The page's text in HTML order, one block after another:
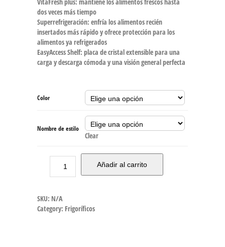
dos veces más tiempo
Superrefrigeración: enfría los alimentos recién
insertados más rápido y ofrece protección para los
alimentos ya refrigerados
EasyAccess Shelf: placa de cristal extensible para una
carga y descarga cómoda y una visión general perfecta
Color
Nombre de estilo
Clear
Añadir al carrito
SKU: N/A
Category: Frigoríficos